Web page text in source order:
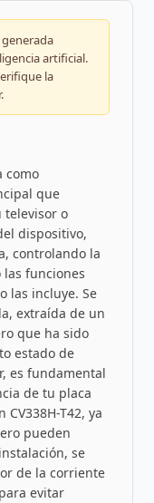
artificial.
la
como
que
televisor o
dispositivo,
controlando la
funciones
las incluye. Se
extraída de un
que ha sido
estado de
es fundamental
de tu placa
T42, ya
pueden
se
de la corriente
evitar